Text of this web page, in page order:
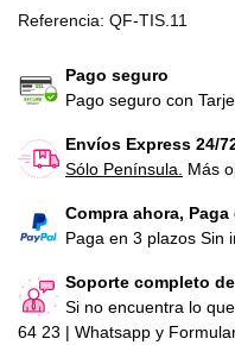
Referencia: QF-TIS.11
Pago seguro
Pago seguro con
Envíos Express 24/
Sólo Península.
Más
Compra ahora, Paga
Paga en 3 plazos Sin
Soporte completo
Si no encuentra lo
64 23 | Whatsapp y